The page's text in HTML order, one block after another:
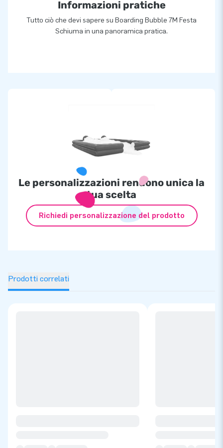
Informazioni pratiche
Tutto ciò che devi sapere su Boarding Bubble 7M Festa
Schiuma in una panoramica pratica.
Le personalizzazioni rendono unica la
tua scelta
Richiedi personalizzazione del prodotto
Prodotti correlati